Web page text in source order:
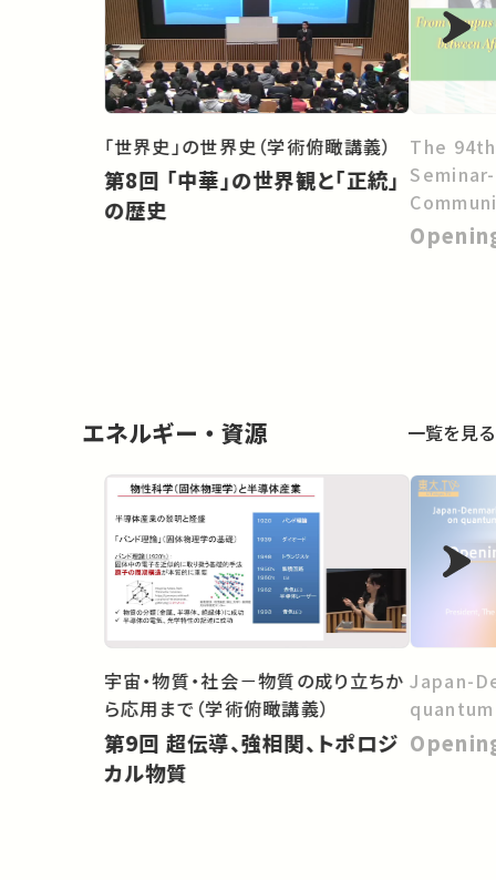
「世界史」の世界史（学術俯瞰講義）
第8回 「中華」の世界観と「正統」
の歴史
The
and
エネルギー・資源 一覧を見る
宇宙・物質・社会－物質の成り立ちか
ら応用まで（学術俯瞰講義）
第9回 超伝導、強相関、トポロジ
カル物質
Japan-